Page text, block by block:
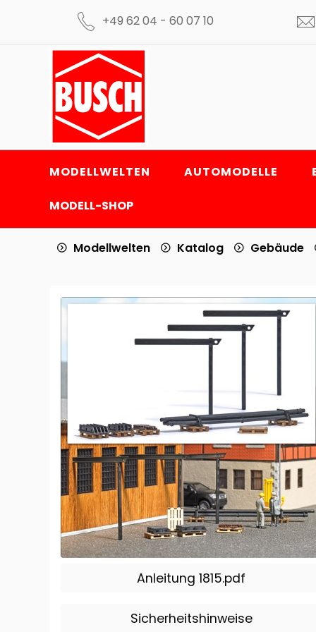
+49 62 04 - 60 07 10
MODELLWELTEN AUTOMODELLE
MODELL-SHOP
Modellwelten Katalog Gebäude
Anleitung 1815.pdf
Sicherheitshinweise